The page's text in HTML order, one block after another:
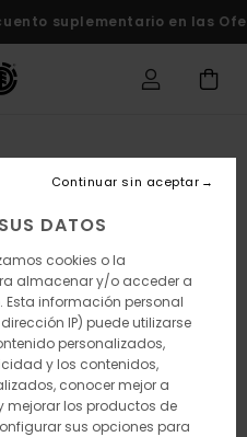
suplementario en las
DATOS
cookies o la
almacenar y/o acceder a
información personal
IP) puede utilizarse
personalizados,
y los contenidos,
conocer mejor a
mejorar los productos de
sus opciones para
Continuar sin aceptar